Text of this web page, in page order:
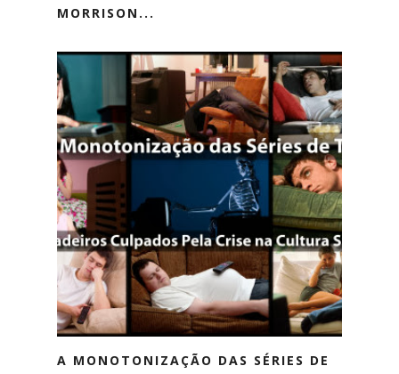
MORRISON...
A MONOTONIZAÇÃO DAS SÉRIES DE